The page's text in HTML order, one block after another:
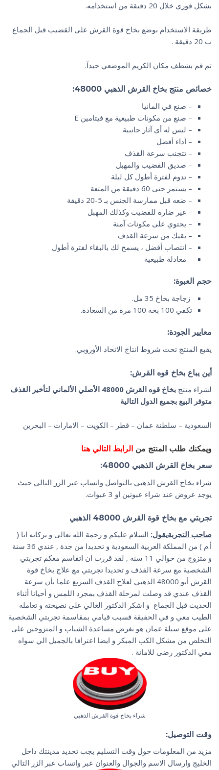
بشكل فوري خلال 20 دقيقة من استخدامه.
طريقة الاستخدام بوضع بخاخ قوة القرش على القضيب قبل الجماع
ب 20 دقيقة .
ثم قم بشطف مكان الكريم الموضعي جيداً.
خصائص منتج بخاخ القرش الذهبي 48000:
– صنع في المانيا
– صنع من مكونات طبيعية مع فيتامين E
– ليس له أي آثار جانبية
– أداء أفضل
– تتجنب سرعة القذف
– صديق القضيب والمهبل
– تدوم لفترة أطول كل ليلة
– يستمر حتى 60 دقيقة من المتعة
– ضعه قبل ممارسة الجنس بـ 5-20 دقيقة
– غير ضارة للقضيب وكذلك المهبل
– يحتوي على مكونات آمنة
– يقيك من سرعة القذف
– انتصاب أفضل ، يسمح لك بالبقاء لفترة أطول
– معادلة طبيعية
حجم العبوة:
زجاجة بخاخ 35 مل.
تكفي 100 بخة 100 مرة من السعادة.
معايير الجودة:
يقبع المنتج تحت شروط انتاج الاتحاد الأوروبي.
أين يباع بخاخ قوه القرش:
لشراء منتج
بخاخ قوه القرش 48000 الأصلي الألماني لتأخير القذف
متوفر البيع بجميع الدول التالية
السعودية – سلطنة عمان – قطر – الكويت – الامارات – البحرين
ويمكنك طلب المنتج من الرابط التالي هنا
سعر بخاخ القرش الذهبي 48000:
شراء بخاخ القرش الذهبي بالتواصل واتساب عبر الزر التالي حيث
يوجد عروض عند شراء عبوتين او 3 عبوات.
تجربتي مع بخاخ قوة القرش 48000 الذهبي
صاحب التجربةيقول: السلام عليكم و رحمة الله تعالى و بركاته انا (
أ.م ) من المملكة العربية السعودية و تحديدا من جدة , عندي 36 سنة
و متزوج من حوالي 11 سنة , لقد قررت ان اتقاسم معكم تجربتي
الشخصية مع سرعة القذف و تحديدا تجربتي مع علاج بخاخ قوة
القرش أبو 48000 الذهبي لعلاج القذف السريع علما بأن سرعة
القذف عندي قد وصلت لمرحلة القذف بمجرد اللمس و أحيانا أثناء
الحديث قبل الجماع و اشكر الدكتور الغالي على نصيحته و تعامله
الطيب معي و في الحقيقة فسبب قيامي بمقاسمة تجربتي الشخصية
على موقع سبلة عمان هو بغرض مساعدة الشباب و المتزوجين على
التخلص من مشكل الكب المبكر و ايضا اعترافا بالجميل الي سواه
معي الدكتور رضى للامانة .
شراء بخاخ قوة القرش الذهبي
وقت التوصيل:
مزيد من المعلومات حول وقت التسليم يجب تحديد مدينتك داخل
الخليج وارسال الاسم والجوال والعنوان عبر واتساب عبر الزر التالي